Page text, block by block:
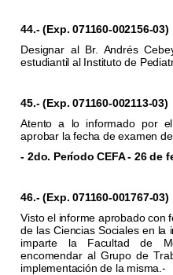
44.- (Exp. 071160-002156-03)
Designar al Br. Andrés
estudiantil al Instituto de
45.- (Exp. 071160-002113-03)
Atento a lo informado por
aprobar la fecha de examen
- 2do. Período CEFA - 26 de
46.- (Exp. 071160-001767-03)
Visto el informe aprobado con
de las Ciencias Sociales en la
imparte la Facultad de
encomendar al Grupo de
implementación de la misma.-